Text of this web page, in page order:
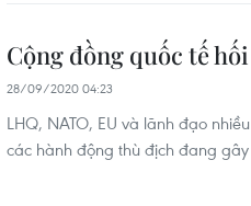
Cộng đồng quốc tế
28/09/2020 04:23
LHQ, NATO, EU và lãnh đạo
các hành động thù địch đang